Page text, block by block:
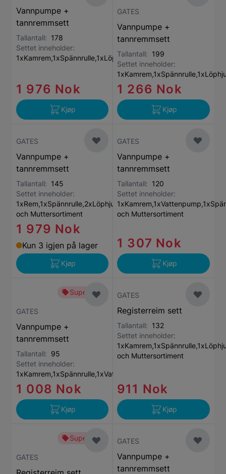
Vannpumpe +
tannremmsett
Tallantall: 178
Settet inneholder:
1xKamrem,1xSpännrulle,1xLöphjul,1xVattenpump
1 976 Nok
Kjøp
GATES
Vannpumpe +
tannremmsett
Tallantall: 199
Settet inneholder:
1 266 Nok
Kjøp
GATES
Vannpumpe +
tannremmsett
Tallantall: 145
Settet inneholder:
1xRem,1xSpännrulle,2xLöphjul,1xVattenpump,1xBult-
och Muttersortiment
1 979 Nok
Kun 3 igjen på lager
Kjøp
GATES
Vannpumpe +
tannremmsett
Tallantall: 120
Settet inneholder:
och Muttersortiment
1 307 Nok
Kjøp
Superbillig
GATES
Vannpumpe +
tannremmsett
Tallantall: 95
Settet inneholder:
1xKamrem,1xSpännrulle,1xVattenpump
1 008 Nok
Kjøp
GATES
Registerreim sett
Tallantall: 132
Settet inneholder:
och Muttersortiment
911 Nok
Kjøp
Superbillig
GATES
GATES
Vannpumpe +
tannremmsett